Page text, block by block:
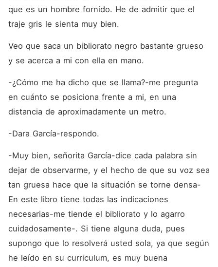
que es un hombre fornido. He de admitir que el
traje gris le sienta muy bien.
Veo que saca un bibliorato negro bastante grueso
y se acerca a mi con ella en mano.
-¿Cómo me ha dicho que se llama?-me pregunta
en cuánto se posiciona frente a mi, en una
distancia de aproximadamente un metro.
-Dara García-respondo.
-Muy bien, señorita García-dice cada palabra sin
dejar de observarme, y el hecho de que su voz sea
tan gruesa hace que la situación se torne densa-
En este libro tiene todas las indicaciones
necesarias-me tiende el bibliorato y lo agarro
cuidadosamente-. Si tiene alguna duda, pues
supongo que lo resolverá usted sola, ya que según
he leído en su curriculum, es muy buena